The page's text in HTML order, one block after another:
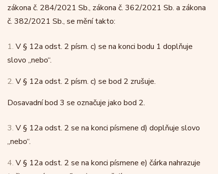
zákona č. 284/2021 Sb., zákona č. 362/2021 Sb. a zákona
č. 382/2021 Sb., se mění takto:
1. V § 12a odst. 2 písm. c) se na konci bodu 1 doplňuje
slovo „nebo“.
2. V § 12a odst. 2 písm. c) se bod 2 zrušuje.
Dosavadní bod 3 se označuje jako bod 2.
3. V § 12a odst. 2 se na konci písmene d) doplňuje slovo
„nebo“.
4. V § 12a odst. 2 se na konci písmene e) čárka nahrazuje